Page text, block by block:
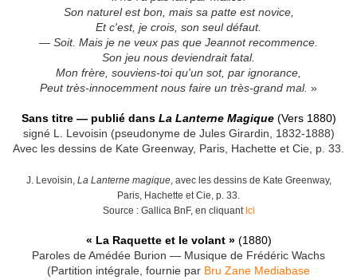
Son naturel est bon, mais sa patte est novice,
Et c'est, je crois, son seul défaut.
— Soit. Mais je ne veux pas que Jeannot recommence.
Son jeu nous deviendrait fatal.
Mon frère, souviens-toi qu'un sot, par ignorance,
Peut très-innocemment nous faire un très-grand mal. »
Sans titre — publié dans La Lanterne Magique (Vers 1880)
signé L. Levoisin (pseudonyme de Jules Girardin, 1832-1888)
Avec les dessins de Kate Greenway, Paris, Hachette et Cie, p. 33.
J. Levoisin, La Lanterne magique, avec les dessins de Kate Greenway,
Paris, Hachette et Cie, p. 33.
Source : Gallica BnF, en cliquant Ici
« La Raquette et le volant » (1880)
Paroles de Amédée Burion — Musique de Frédéric Wachs
(Partition intégrale, fournie par Bru Zane Mediabase